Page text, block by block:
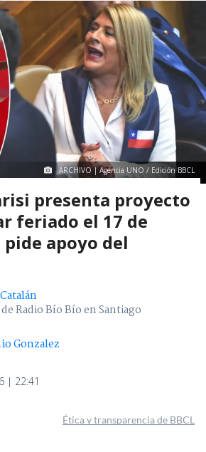
ARCHIVO | Agencia UNO / Edición BBCL
presenta proyecto
feriado el 17 de
apoyo del
Radio Bío Bío en Santiago
Gonzalez
| 22:41
Ética y transparencia de BBCL